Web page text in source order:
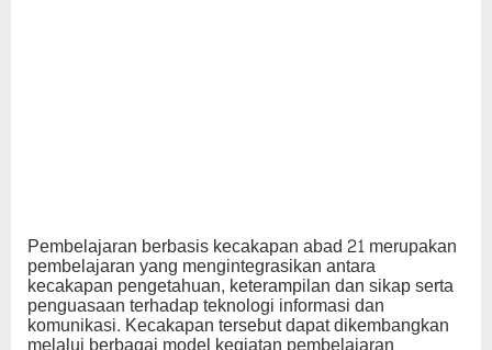
Pembelajaran berbasis kecakapan abad 21 merupakan
pembelajaran yang mengintegrasikan antara
kecakapan pengetahuan, keterampilan dan sikap serta
penguasaan terhadap teknologi informasi dan
komunikasi. Kecakapan tersebut dapat dikembangkan